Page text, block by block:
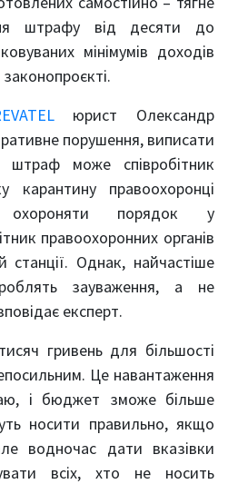
штрафу від десяти до
мінімумів доходів
юрист Олександр
порушення, виписати
штраф може співробітник
карантину правоохоронці
охороняти порядок у
правоохоронних органів
станції. Однак, найчастіше
зауваження, а не
експерт.
гривень для більшості
Це навантаження
і бюджет зможе більше
носити правильно, якщо
водночас дати вказівки
всіх, хто не носить